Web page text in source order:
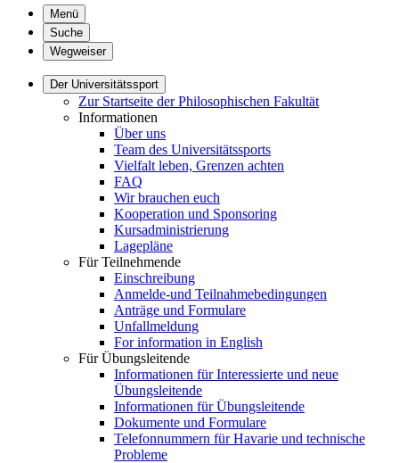
Menü
Suche
Wegweiser
Der Universitätssport
Zur Startseite der Philosophischen Fakultät
Informationen
Über uns
Team des Universitätssports
Vielfalt leben, Grenzen achten
FAQ
Wir brauchen euch
Kooperation und Sponsoring
Kursadministrierung
Lagepläne
Für Teilnehmende
Einschreibung
Anmelde-und Teilnahmebedingungen
Anträge und Formulare
Unfallmeldung
For information in English
Für Übungsleitende
Informationen für Interessierte und neue
Übungsleitende
Informationen für Übungsleitende
Dokumente und Formulare
Telefonnummern für Havarie und technische
Probleme